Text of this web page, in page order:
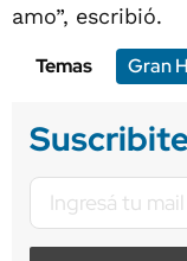
amo”, escribió.
Temas
Gran